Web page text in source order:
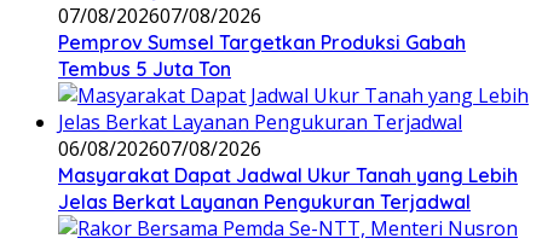
07/08/202607/08/2026
Pemprov Sumsel Targetkan Produksi Gabah
Tembus 5 Juta Ton
06/08/202607/08/2026
Masyarakat Dapat Jadwal Ukur Tanah yang Lebih
Jelas Berkat Layanan Pengukuran Terjadwal